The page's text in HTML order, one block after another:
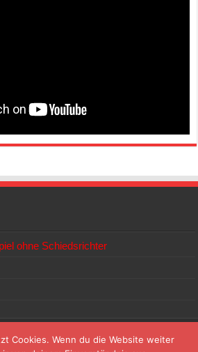
ohne Schiedsrichter
© 2026
Cookies. Wenn du die Website weiter